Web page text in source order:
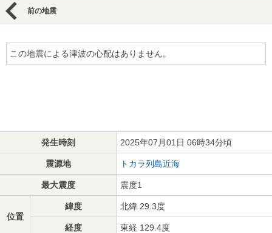
前の地震
この地震による津波の心配はありません。
発生時刻 2025年07月01日 06時34分頃
震源地 トカラ列島近海
最大震度 震度1
位置
緯度 北緯 29.3度
経度 東経 129.4度